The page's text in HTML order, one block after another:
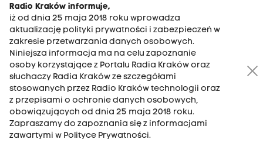
RADIO KRAKÓW SA. Aleja Juliusza Słowackiego 22, 30-007
Kraków
Antena: 12 200 33 33
Radio Kraków informuje,
iż od dnia 25 maja 2018 roku wprowadza
aktualizację polityki prywatności i zabezpieczeń w
zakresie przetwarzania danych osobowych.
Niniejsza informacja ma na celu zapoznanie
osoby korzystające z Portalu Radia Kraków oraz
słuchaczy Radia Kraków ze szczegółami
stosowanych przez Radio Kraków technologii oraz
z przepisami o ochronie danych osobowych,
obowiązujących od dnia 25 maja 2018 roku.
Zapraszamy do zapoznania się z informacjami
zawartymi w Polityce Prywatności.